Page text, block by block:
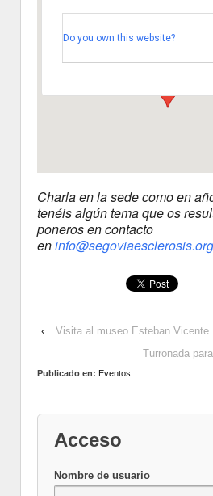
Esclerosis Multiple
Segovia
Do you own this website?
Charla en la sede como en
tenéis algún tema que os
poneros en contacto
eninfo@segoviaesclerosis.org
‹
Visita al museo Esteban Vicente.
Turronada
Publicado en: Eventos
Acceso
Nombre de usuario